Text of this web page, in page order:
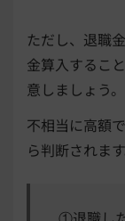
ただし、退職
金算入するこ
意しましょう。
不相当に高額
ら判断されます